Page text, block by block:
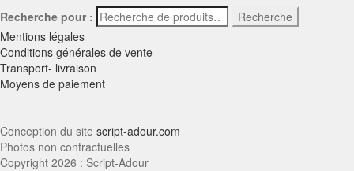
Recherche pour :
Recherche
Mentions légales
Conditions générales de vente
Transport- livraison
Moyens de paiement
Conception du site script-adour.com
Photos non contractuelles
Copyright 2026 : Script-Adour